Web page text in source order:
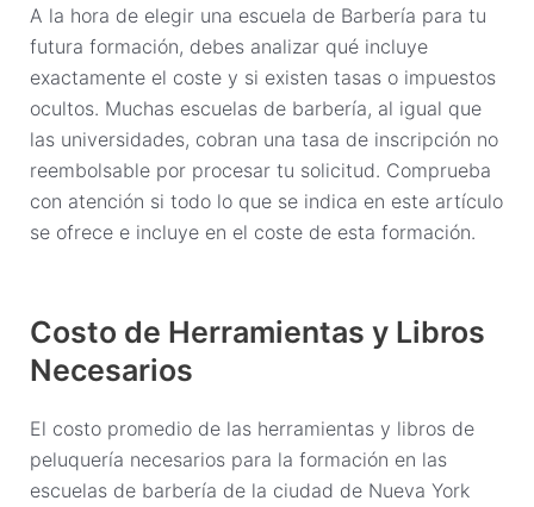
A la hora de elegir una escuela de Barbería para tu
futura formación, debes analizar qué incluye
exactamente el coste y si existen tasas o impuestos
ocultos. Muchas escuelas de barbería, al igual que
las universidades, cobran una tasa de inscripción no
reembolsable por procesar tu solicitud. Comprueba
con atención si todo lo que se indica en este artículo
se ofrece e incluye en el coste de esta formación.
Costo de Herramientas y Libros
Necesarios
El costo promedio de las herramientas y libros de
peluquería necesarios para la formación en las
escuelas de barbería de la ciudad de Nueva York